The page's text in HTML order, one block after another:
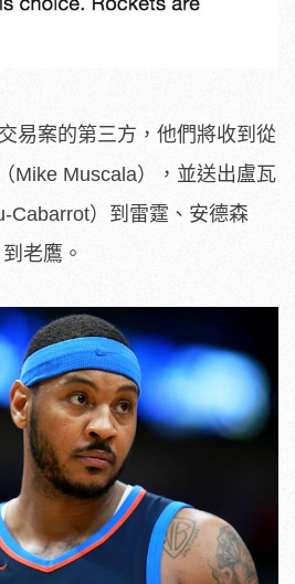
易案的第三方，他們將收到從
Mike Muscala），並送出盧瓦
Cabarrot）到雷霆、安德森
老鷹。